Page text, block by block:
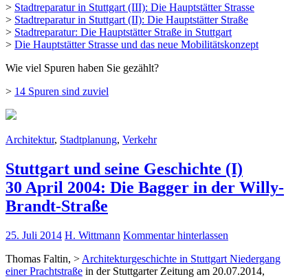
> Stadtreparatur in Stuttgart (III): Die Hauptstätter Strasse
> Stadtreparatur in Stuttgart (II): Die Hauptstätter Straße
> Stadtreparatur: Die Hauptstätter Straße in Stuttgart
> Die Hauptstätter Strasse und das neue Mobilitätskonzept
Wie viel Spuren haben Sie gezählt?
> 14 Spuren sind zuviel
Architektur, Stadtplanung, Verkehr
Stuttgart und seine Geschichte (I)
30 April 2004: Die Bagger in der Willy-
Brandt-Straße
25. Juli 2014 H. Wittmann Kommentar hinterlassen
Thomas Faltin, > Architekturgeschichte in Stuttgart Niedergang
einer Prachtstraße in der Stuttgarter Zeitung am 20.07.2014,